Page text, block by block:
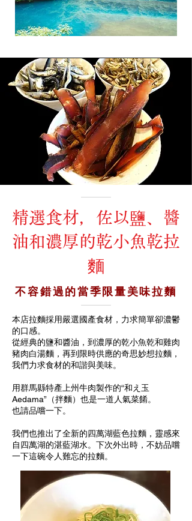
精選食材，佐以鹽、醬
油和濃厚的乾小魚乾拉
麵
不容錯過的當季限量美味拉麵
本店拉麵採用嚴選國產食材，力求簡單卻濃鬱
的口感。
從經典的鹽和醬油，到濃厚的乾小魚乾和雞肉
豬肉白湯麵，再到限時供應的奇思妙想拉麵，
我們力求食材的和諧與美味。
用群馬縣特產上州牛肉製作的“和え玉
Aedama”（拌麵）也是一道人氣菜餚。
也請品嚐一下。
我們也推出了全新的四萬湖藍色拉麵，靈感來
自四萬湖的湛藍湖水。下次外出時，不妨品嚐
一下這碗令人難忘的拉麵。